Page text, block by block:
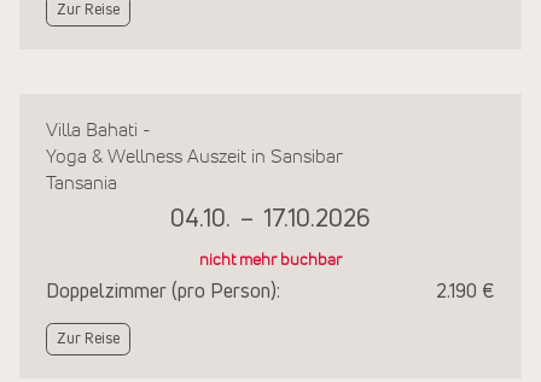
Zur Reise
Villa Bahati -
Yoga & Wellness Auszeit in Sansibar
Tansania
04.10. – 17.10.2026
nicht mehr buchbar
Doppelzimmer (pro Person): 2.190 €
Zur Reise